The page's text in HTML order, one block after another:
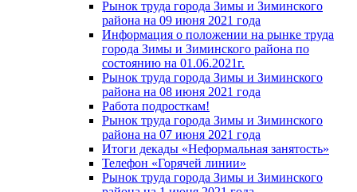
Рынок труда города Зимы и Зиминского
района на 09 июня 2021 года
Информация о положении на рынке труда
города Зимы и Зиминского района по
состоянию на 01.06.2021г.
Рынок труда города Зимы и Зиминского
района на 08 июня 2021 года
Работа подросткам!
Рынок труда города Зимы и Зиминского
района на 07 июня 2021 года
Итоги декады «Неформальная занятость»
Телефон «Горячей линии»
Рынок труда города Зимы и Зиминского